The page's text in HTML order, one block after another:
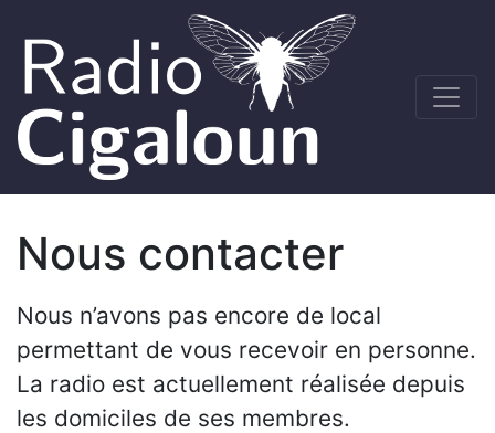
Nous contacter
Nous n’avons pas encore de local
permettant de vous recevoir en personne.
La radio est actuellement réalisée depuis
les domiciles de ses membres.